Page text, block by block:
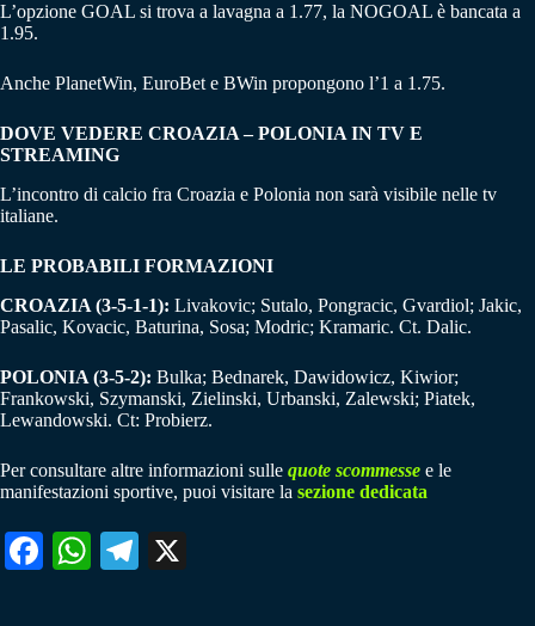
L’opzione GOAL si trova a lavagna a 1.77, la NOGOAL è bancata a
1.95.
Anche PlanetWin, EuroBet e BWin propongono l’1 a 1.75.
DOVE VEDERE CROAZIA – POLONIA IN TV E
STREAMING
L’incontro di calcio fra Croazia e Polonia non sarà visibile nelle tv
italiane.
LE PROBABILI FORMAZIONI
CROAZIA (3-5-1-1): Livakovic; Sutalo, Pongracic, Gvardiol; Jakic,
Pasalic, Kovacic, Baturina, Sosa; Modric; Kramaric. Ct. Dalic.
POLONIA (3-5-2): Bulka; Bednarek, Dawidowicz, Kiwior;
Frankowski, Szymanski, Zielinski, Urbanski, Zalewski; Piatek,
Lewandowski. Ct: Probierz.
Per consultare altre informazioni sulle quote scommesse e le
manifestazioni sportive, puoi visitare la sezione dedicata
Fa W
Te